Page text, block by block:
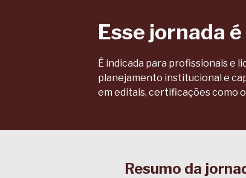
Esse jornada
É indicada para profissionais e
planejamento institucional e
em editais, certificações como
Resumo da